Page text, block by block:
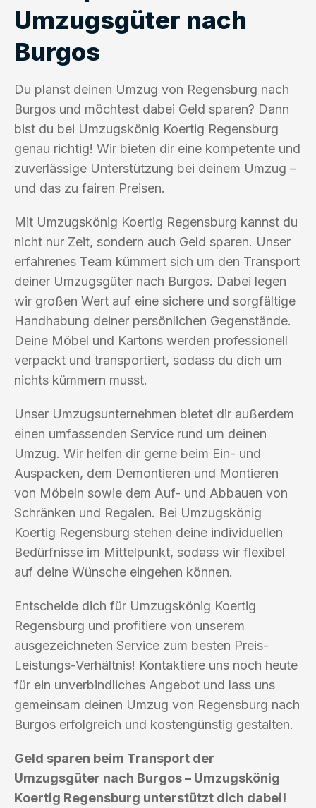
Umzugsgüter nach
Burgos
Du planst deinen Umzug von Regensburg nach
Burgos und möchtest dabei Geld sparen? Dann
bist du bei Umzugskönig Koertig Regensburg
genau richtig! Wir bieten dir eine kompetente und
zuverlässige Unterstützung bei deinem Umzug –
und das zu fairen Preisen.
Mit Umzugskönig Koertig Regensburg kannst du
nicht nur Zeit, sondern auch Geld sparen. Unser
erfahrenes Team kümmert sich um den Transport
deiner Umzugsgüter nach Burgos. Dabei legen
wir großen Wert auf eine sichere und sorgfältige
Handhabung deiner persönlichen Gegenstände.
Deine Möbel und Kartons werden professionell
verpackt und transportiert, sodass du dich um
nichts kümmern musst.
Unser Umzugsunternehmen bietet dir außerdem
einen umfassenden Service rund um deinen
Umzug. Wir helfen dir gerne beim Ein- und
Auspacken, dem Demontieren und Montieren
von Möbeln sowie dem Auf- und Abbauen von
Schränken und Regalen. Bei Umzugskönig
Koertig Regensburg stehen deine individuellen
Bedürfnisse im Mittelpunkt, sodass wir flexibel
auf deine Wünsche eingehen können.
Entscheide dich für Umzugskönig Koertig
Regensburg und profitiere von unserem
ausgezeichneten Service zum besten Preis-
Leistungs-Verhältnis! Kontaktiere uns noch heute
für ein unverbindliches Angebot und lass uns
gemeinsam deinen Umzug von Regensburg nach
Burgos erfolgreich und kostengünstig gestalten.
Geld sparen beim Transport der
Umzugsgüter nach Burgos – Umzugskönig
Koertig Regensburg unterstützt dich dabei!